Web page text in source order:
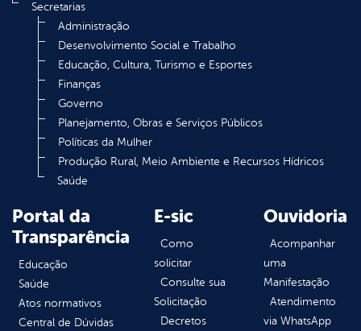
Secretarias
Administração
Desenvolvimento Social e Trabalho
Educação, Cultura, Turismo e Esportes
Finanças
Governo
Planejamento, Obras e Serviços Públicos
Políticas da Mulher
Produção Rural, Meio Ambiente e Recursos Hídricos
Saúde
Portal da
Transparência
Educação
Saúde
Atos normativos
Central de Dúvidas
E-sic
Como
solicitar
Consulte sua
Solicitação
Decretos
Ouvidoria
Acompanhar
uma
Manifestação
Atendimento
via WhatsApp